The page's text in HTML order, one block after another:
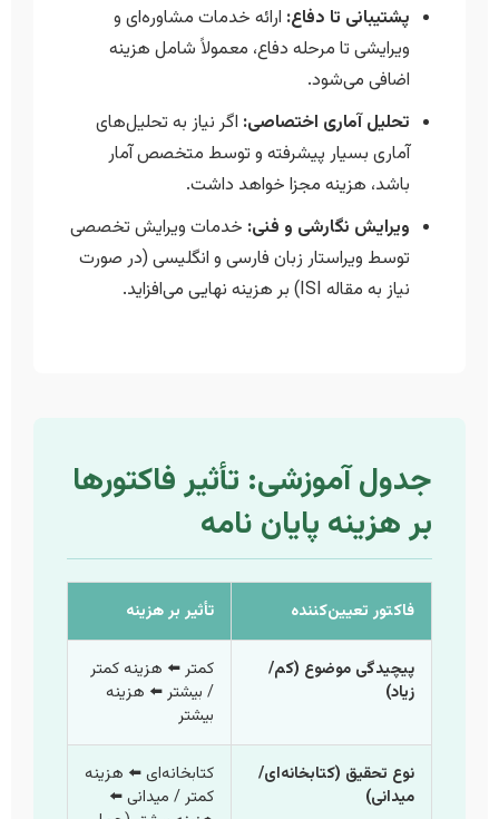
پشتیبانی تا دفاع: ارائه خدمات مشاوره‌ای و
ویرایشی تا مرحله دفاع، معمولاً شامل هزینه
اضافی می‌شود.
تحلیل آماری اختصاصی: اگر نیاز به تحلیل‌های
آماری بسیار پیشرفته و توسط متخصص آمار
باشد، هزینه مجزا خواهد داشت.
ویرایش نگارشی و فنی: خدمات ویرایش تخصصی
توسط ویراستار زبان فارسی و انگلیسی (در صورت
نیاز به مقاله ISI) بر هزینه نهایی می‌افزاید.
جدول آموزشی: تأثیر فاکتورها
بر هزینه پایان نامه
فاکتور تعیین‌کننده تأثیر بر هزینه
پیچیدگی موضوع (کم/
زیاد)
کمتر ⬅️ هزینه کمتر
/ بیشتر ⬅️ هزینه
بیشتر
نوع تحقیق (کتابخانه‌ای/
میدانی)
کتابخانه‌ای ⬅️ هزینه
کمتر / میدانی ⬅️